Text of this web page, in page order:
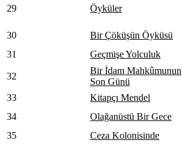
29 Öyküler
30 Bir Çöküşün Öyküsü
31
Geçmişe Yolculuk
32
Bir İdam Mahkûmunun
Son Günü
33 Kitapçı Mendel
34
Olağanüstü Bir Gece
35
Ceza Kolonisinde